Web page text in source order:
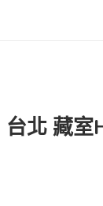
北 藏室